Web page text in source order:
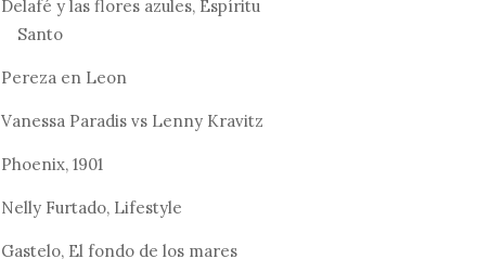
Delafé y las flores azules, Espíritu
Santo
Pereza en Leon
Vanessa Paradis vs Lenny Kravitz
Phoenix, 1901
Nelly Furtado, Lifestyle
Gastelo, El fondo de los mares